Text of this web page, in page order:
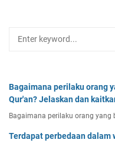
Bagaimana perilaku orang
Qur'an? Jelaskan dan
Bagaimana perilaku orang yang
Terdapat perbedaan dalam